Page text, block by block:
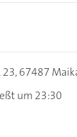
67487
um 23:30